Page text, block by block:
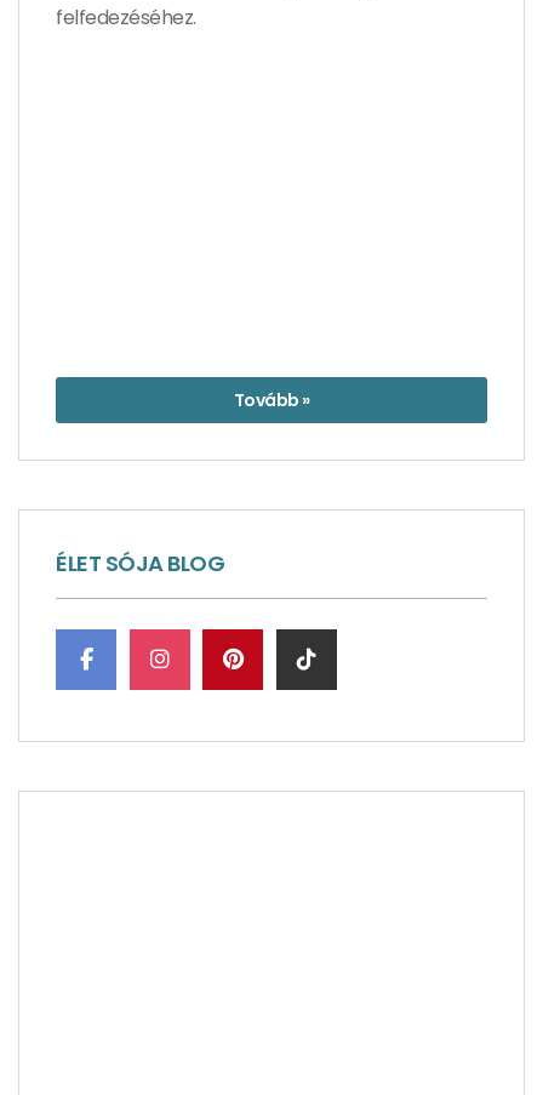
felfedezéséhez.
Tovább »
ÉLET SÓJA BLOG